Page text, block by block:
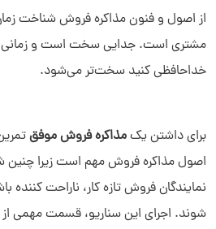
از اصول و فنون مذاکره فروش شناخت
مشتری است. جدایی سخت است و زمانی
خداحافظی کنید سخت‌تر می‌شود.
برای داشتن یکمذاکره فروش موفق
اصول مذاکره فروش مهم است زیرا چنین
نمایندگان فروش تازه کار، ناراحت
شوند. اجرای این سناریو، قسمت مهمی از